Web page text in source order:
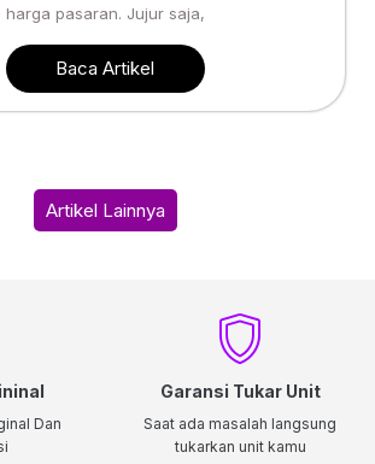
harga pasaran. Jujur saja,
Baca Artikel
Artikel Lainnya
Dan
Garansi Tukar Unit
Saat ada masalah langsung
tukarkan unit kamu